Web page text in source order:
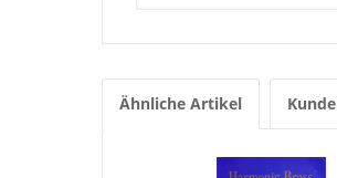
Ähnliche Artikel